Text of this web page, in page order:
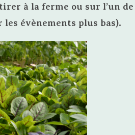
à la ferme ou sur l’un de
les évènements plus bas).